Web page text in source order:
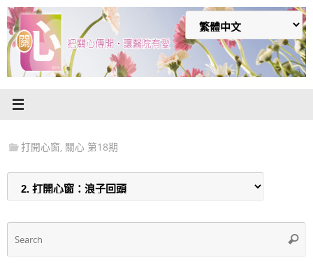
Skip
to
content
打開心窗, 關心 第18期